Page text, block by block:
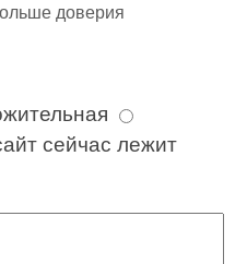
доверия
сейчас лежит